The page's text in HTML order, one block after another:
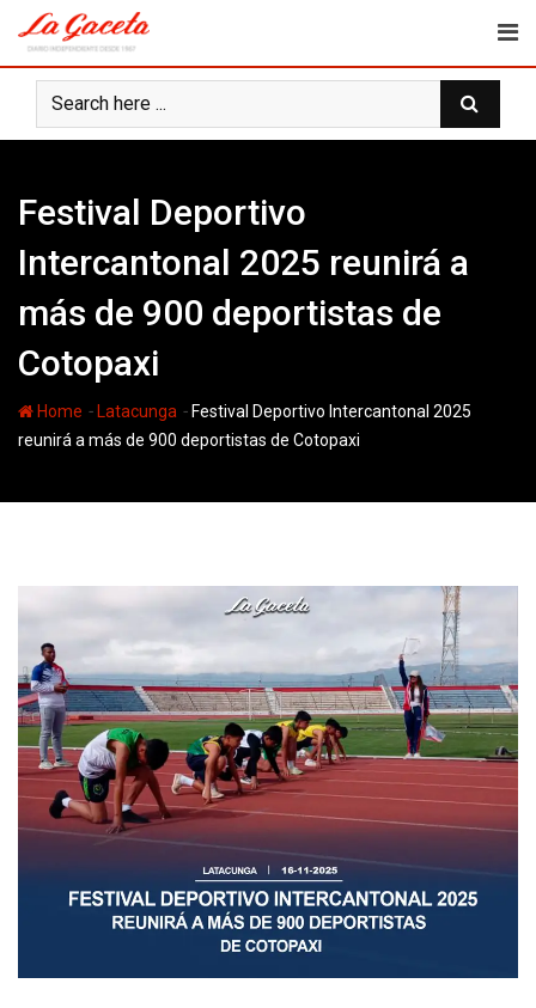
content
Festival Deportivo
Intercantonal 2025 reunirá a
más de 900 deportistas de
Cotopaxi
Home - Latacunga - Festival Deportivo Intercantonal 2025
reunirá a más de 900 deportistas de Cotopaxi